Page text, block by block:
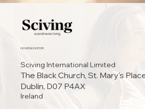
HOVEDKONTOR:
Sciving International Limited
The Black Church, St. Mary's
Dublin, D07 P4AX
Ireland